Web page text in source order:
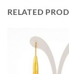
RELATED